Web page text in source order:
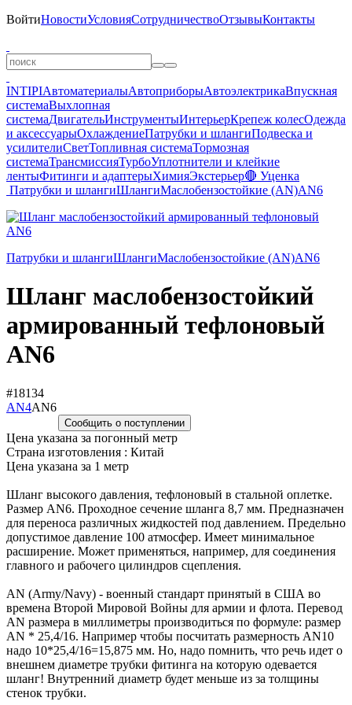
ВойтиНовостиУсловияСотрудничествоОтзывыКонтакты
INTIPIАвтоматериалыАвтоприборыАвтоэлектрикаВпускная
системаВыхлопная
системаДвигательИнструментыИнтерьерКрепеж колесОдежда
и аксессуарыОхлаждениеПатрубки и шлангиПодвеска и
усилителиСветТопливная системаТормозная
системаТрансмиссияТурбоУплотнители и клейкие
лентыФитинги и адаптерыХимияЭкстерьер🔴 Уценка
Патрубки и шлангиШлангиМаслобензостойкие (AN)AN6
Патрубки и шлангиШлангиМаслобензостойкие (AN)AN6
Шланг маслобензостойкий
армированный тефлоновый
AN6
#18134
AN4AN6
Сообщить о поступлении
Цена указана за погонный метр
Страна изготовления : Китай
Цена указана за 1 метр
Шланг высокого давления, тефлоновый в стальной оплетке.
Размер AN6. Проходное сечение шланга 8,7 мм. Предназначен
для переноса различных жидкостей под давлением. Предельно
допустимое давление 100 атмосфер. Имеет минимальное
расширение. Может применяться, например, для соединения
главного и рабочего цилиндров сцепления.
AN (Army/Navy) - военный стандарт принятый в США во
времена Второй Мировой Войны для армии и флота. Перевод
AN размера в миллиметры производиться по формуле: размер
AN * 25,4/16. Например чтобы посчитать размерность AN10
надо 10*25,4/16=15,875 мм. Но, надо помнить, что речь идет о
внешнем диаметре трубки фитинга на которую одевается
шланг! Внутренний диаметр будет меньше из за толщины
стенок трубки.